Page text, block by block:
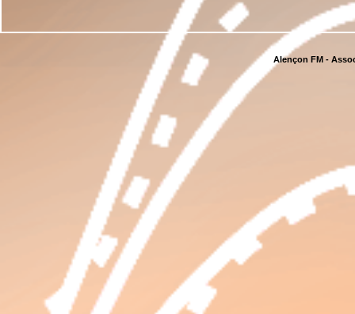
Alençon FM -